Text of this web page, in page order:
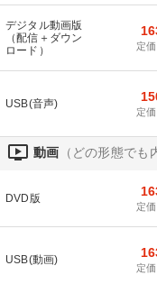
デジタル動画版
（配信＋ダウン
ロード）
定
USB(音声)
定
ondemand_video 動画 （どの形態でも
DVD版
定
USB(動画)
定